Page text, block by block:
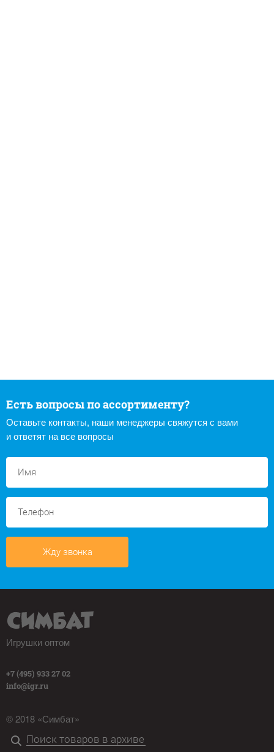
Есть вопросы по ассортименту?
Оставьте контакты, наши менеджеры свяжутся с вами
и ответят на все вопросы
Жду звонка
Игрушки оптом
+7 (495) 933 27 02
info@igr.ru
© 2018 «Симбат»